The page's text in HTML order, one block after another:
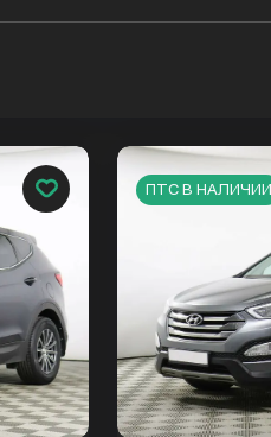
ПТС В НАЛИЧИИ